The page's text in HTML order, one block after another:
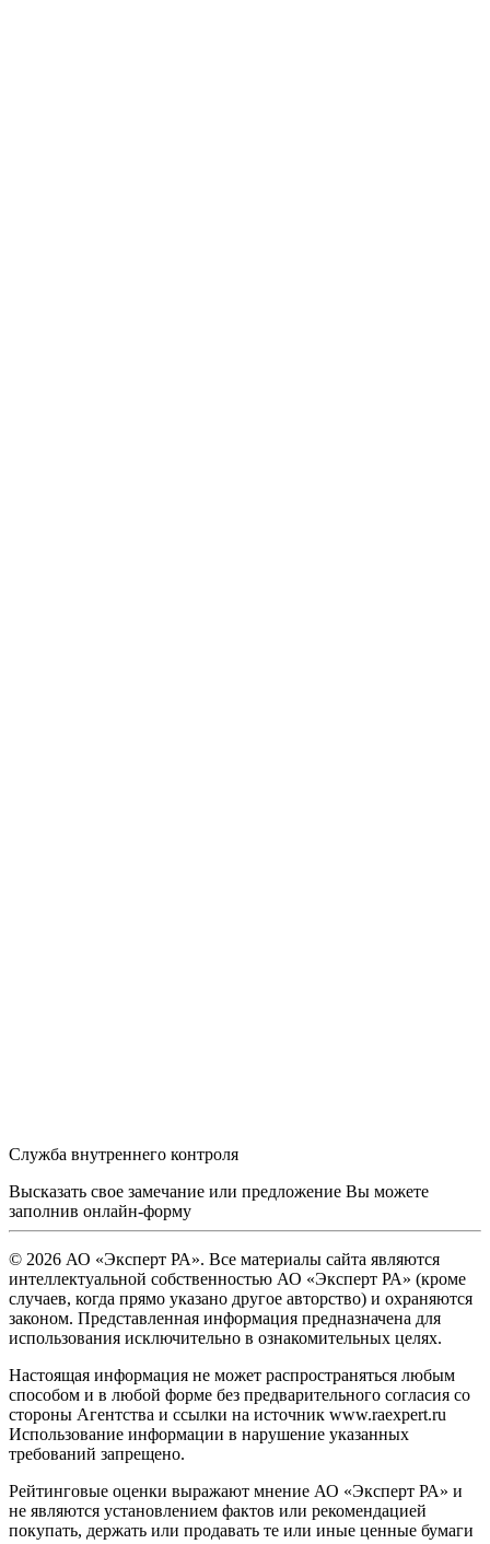
Служба внутреннего контроля
Высказать свое замечание или предложение Вы можете
заполнив онлайн-форму
© 2026 АО «Эксперт РА». Все материалы сайта являются
интеллектуальной собственностью АО «Эксперт РА» (кроме
случаев, когда прямо указано другое авторство) и охраняются
законом. Представленная информация предназначена для
использования исключительно в ознакомительных целях.
Настоящая информация не может распространяться любым
способом и в любой форме без предварительного согласия со
стороны Агентства и ссылки на источник www.raexpert.ru
Использование информации в нарушение указанных
требований запрещено.
Рейтинговые оценки выражают мнение АО «Эксперт РА» и
не являются установлением фактов или рекомендацией
покупать, держать или продавать те или иные ценные бумаги